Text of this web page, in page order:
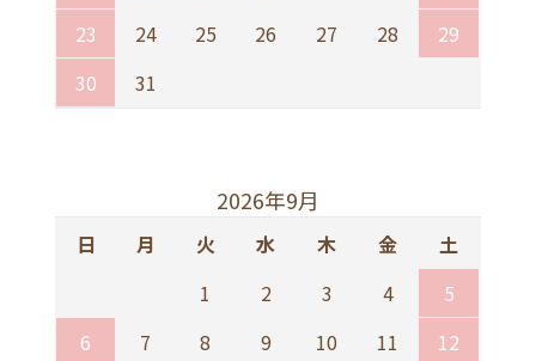
23
24 25 26 27 28
29
30
31
2026年9月
日 月 火 水 木 金
土
1
2 3 4
5
6
7 8 9 10 11
12